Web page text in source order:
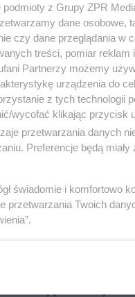
Pastolektor brał
w sieci w oparciu o
i w ten
z zasadą, że "co
czytania past.
ją w łatwej do
z Grupy ZPR
dane osobowe,
czy dane przeglądania w
treści, pomiar reklam
Partnerzy możemy
urządzenia do
z tych technologii
wycofać klikając przycisk
przetwarzania danych
Preferencje będą
świadomie i komfortowo
przetwarzania Twoich